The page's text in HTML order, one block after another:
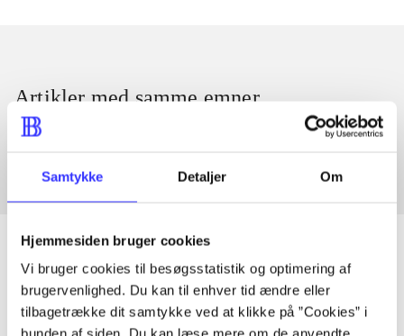
Samtykke Detaljer Om
Hjemmesiden bruger cookies
Vi bruger cookies til besøgsstatistik og optimering af
brugervenlighed. Du kan til enhver tid ændre eller
tilbagetrække dit samtykke ved at klikke på ”Cookies” i
Artikler med samme emner
Fra
Artikler
Alle registrerede artikler fordelt på udgivelser